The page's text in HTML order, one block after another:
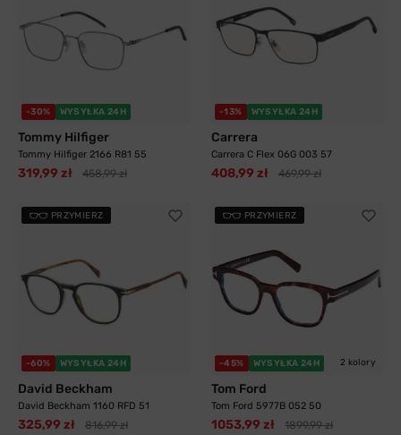
-30% WYSYŁKA 24H
Tommy Hilfiger
Tommy Hilfiger 2166 R81 55
319,99 zł 458,99 zł
-13% WYSYŁKA 24H
Carrera
Carrera C Flex 06G 003 57
408,99 zł 469,99 zł
PRZYMIERZ
-60% WYSYŁKA 24H
David Beckham
David Beckham 1160 RFD 51
325,99 zł 816,99 zł
PRZYMIERZ
-45% WYSYŁKA 24H 2 kolory
Tom Ford
Tom Ford 5977B 052 50
1053,99 zł 1899,99 zł